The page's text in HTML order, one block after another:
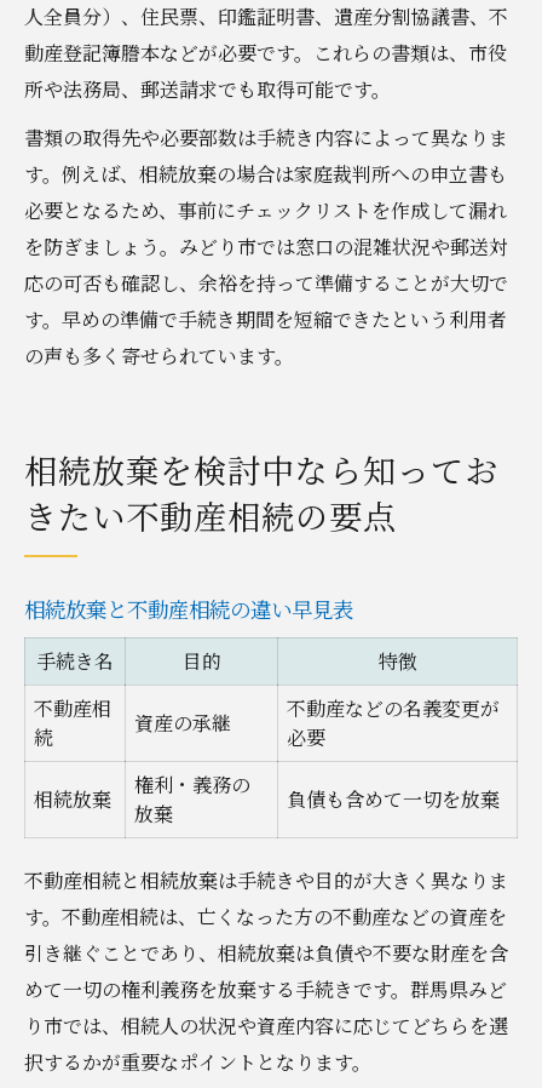
人全員分）、住民票、印鑑証明書、遺産分割協議書、不
動産登記簿謄本などが必要です。これらの書類は、市役
所や法務局、郵送請求でも取得可能です。
書類の取得先や必要部数は手続き内容によって異なりま
す。例えば、相続放棄の場合は家庭裁判所への申立書も
必要となるため、事前にチェックリストを作成して漏れ
を防ぎましょう。みどり市では窓口の混雑状況や郵送対
応の可否も確認し、余裕を持って準備することが大切で
す。早めの準備で手続き期間を短縮できたという利用者
の声も多く寄せられています。
相続放棄を検討中なら知ってお
きたい不動産相続の要点
相続放棄と不動産相続の違い早見表
手続き名 目的
特徴
不動産相
続
資産の承継
不動産などの名義変更が
必要
相続放棄
権利・義務の
放棄
負債も含めて一切を放棄
不動産相続と相続放棄は手続きや目的が大きく異なりま
す。不動産相続は、亡くなった方の不動産などの資産を
引き継ぐことであり、相続放棄は負債や不要な財産を含
めて一切の権利義務を放棄する手続きです。群馬県みど
り市では、相続人の状況や資産内容に応じてどちらを選
択するかが重要なポイントとなります。